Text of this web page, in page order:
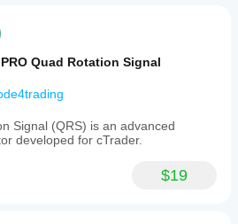
Quad Rotation Signal
Signal (QRS) is an advanced
developed for cTrader.
$19